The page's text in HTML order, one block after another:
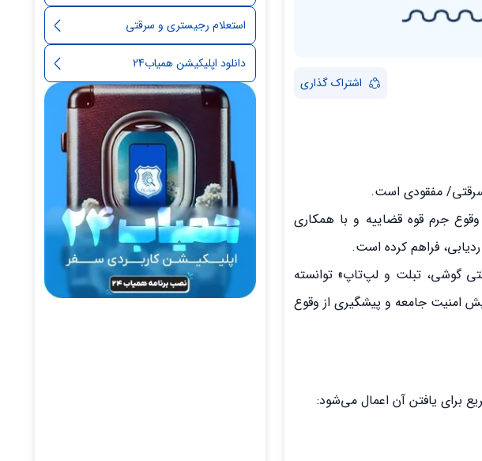
اشتراک گذاری
و پیشگیری از وقوع جرم قوه قضاییه و با همکاری
فراهم کرده است.
گوشی، تبلت و لپ‌تاپ» توانسته
امنیت جامعه و پیشگیری از وقوع
استعلام رجیستری و سرقتی
دانلود اپلیکیشن همیاب24